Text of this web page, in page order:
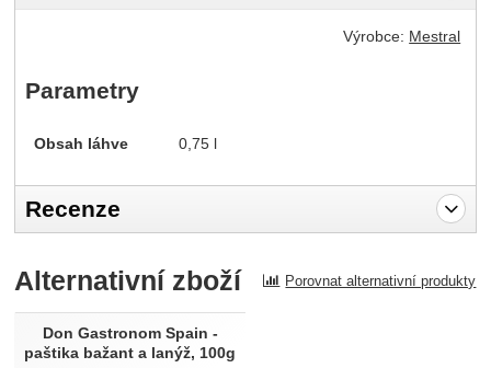
Výrobce: Mestral
Parametry
Obsah láhve 0,75 l
Recenze
Recenze
Nebyla přidána žádná recenze.
Alternativní zboží Porovnat alternativní produkty
Don Gastronom Spain -
paštika bažant a lanýž, 100g